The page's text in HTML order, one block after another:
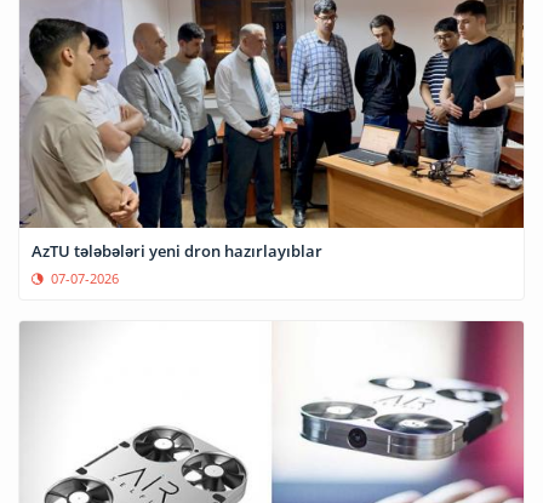
AzTU tələbələri yeni dron hazırlayıblar
07-07-2026